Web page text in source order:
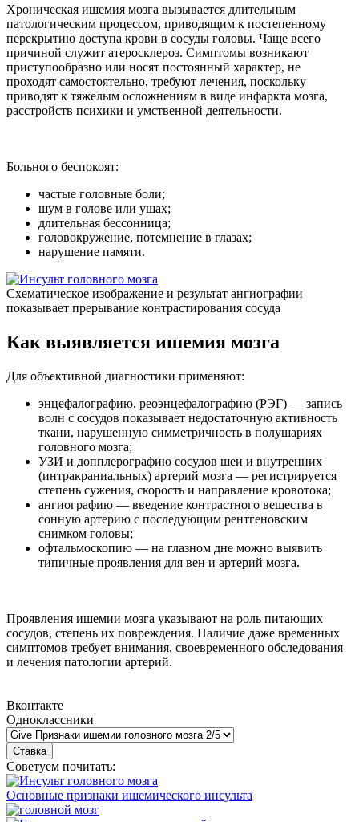
Хроническая ишемия мозга вызывается длительным
патологическим процессом, приводящим к постепенному
перекрытию доступа крови в сосуды головы. Чаще всего
причиной служит атеросклероз. Симптомы возникают
приступообразно или носят постоянный характер, не
проходят самостоятельно, требуют лечения, поскольку
приводят к тяжелым осложнениям в виде инфаркта мозга,
расстройств психики и умственной деятельности.
Больного беспокоят:
частые головные боли;
шум в голове или ушах;
длительная бессонница;
головокружение, потемнение в глазах;
нарушение памяти.
Схематическое изображение и результат ангиографии
показывает прерывание контрастирования сосуда
Как выявляется ишемия мозга
Для объективной диагностики применяют:
энцефалографию, реоэнцефалографию (РЭГ) — запись
волн с сосудов показывает недостаточную активность
ткани, нарушенную симметричность в полушариях
головного мозга;
УЗИ и допплерографию сосудов шеи и внутренних
(интракраниальных) артерий мозга — регистрируется
степень сужения, скорость и направление кровотока;
ангиографию — введение контрастного вещества в
сонную артерию с последующим рентгеновским
снимком головы;
офтальмоскопию — на глазном дне можно выявить
типичные проявления для вен и артерий мозга.
Проявления ишемии мозга указывают на роль питающих
сосудов, степень их повреждения. Наличие даже временных
симптомов требует внимания, своевременного обследования
и лечения патологии артерий.
Вконтакте
Одноклассники
Советуем почитать:
Основные признаки ишемического инсульта